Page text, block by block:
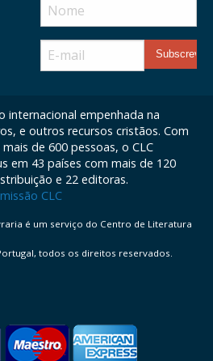
internacional empenhada na
e outros recursos cristãos. Com
de 600 pessoas, o CLC
em 43 países com mais de 120
e 22 editoras.
CLC
é um serviço do Centro de Literatura
todos os direitos reservados.